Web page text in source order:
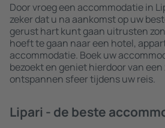
Door vroeg een accommodatie in
zeker dat u na aankomst op uw
gerust hart kunt gaan uitrusten
hoeft te gaan naar een hotel,
accommodatie. Boek uw
bezoekt en geniet hierdoor van een
ontspannen sfeer tijdens uw reis.
Lipari - de beste